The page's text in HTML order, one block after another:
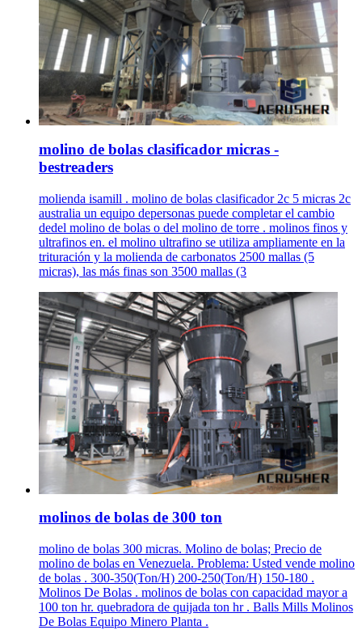
molino de bolas clasificador micras -
bestreaders
molienda isamill . molino de bolas clasificador 2c 5 micras 2c
australia un equipo depersonas puede completar el cambio
dedel molino de bolas o del molino de torre . molinos finos y
ultrafinos en. el molino ultrafino se utiliza ampliamente en la
trituración y la molienda de carbonatos 2500 mallas (5
micras), las más finas son 3500 mallas (3
molinos de bolas de 300 ton
molino de bolas 300 micras. Molino de bolas; Precio de
molino de bolas en Venezuela. Problema: Usted vende molino
de bolas . 300-350(Ton/H) 200-250(Ton/H) 150-180 .
Molinos De Bolas . molinos de bolas con capacidad mayor a
100 ton hr. quebradora de quijada ton hr . Balls Mills Molinos
De Bolas Equipo Minero Planta .